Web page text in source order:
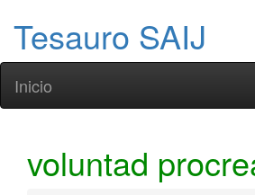
Tesauro SAIJ
Inicio
voluntad